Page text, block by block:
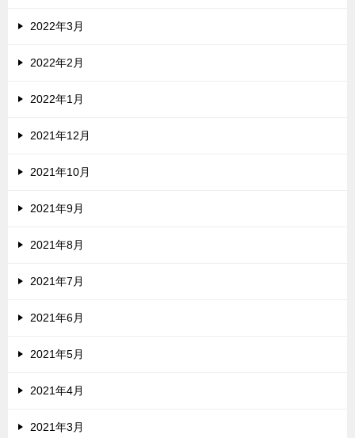
2022年3月
2022年2月
2022年1月
2021年12月
2021年10月
2021年9月
2021年8月
2021年7月
2021年6月
2021年5月
2021年4月
2021年3月